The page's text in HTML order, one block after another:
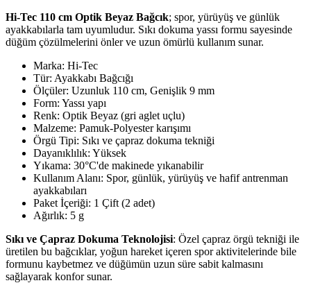
Hi-Tec 110 cm Optik Beyaz Bağcık; spor, yürüyüş ve günlük
ayakkabılarla tam uyumludur. Sıkı dokuma yassı formu sayesinde
düğüm çözülmelerini önler ve uzun ömürlü kullanım sunar.
Marka: Hi-Tec
Tür: Ayakkabı Bağcığı
Ölçüler: Uzunluk 110 cm, Genişlik 9 mm
Form: Yassı yapı
Renk: Optik Beyaz (gri aglet uçlu)
Malzeme: Pamuk-Polyester karışımı
Örgü Tipi: Sıkı ve çapraz dokuma tekniği
Dayanıklılık: Yüksek
Yıkama: 30°C'de makinede yıkanabilir
Kullanım Alanı: Spor, günlük, yürüyüş ve hafif antrenman
ayakkabıları
Paket İçeriği: 1 Çift (2 adet)
Ağırlık: 5 g
Sıkı ve Çapraz Dokuma Teknolojisi: Özel çapraz örgü tekniği ile
üretilen bu bağcıklar, yoğun hareket içeren spor aktivitelerinde bile
formunu kaybetmez ve düğümün uzun süre sabit kalmasını
sağlayarak konfor sunar.